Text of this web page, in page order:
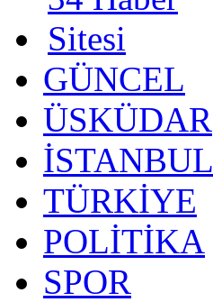
GÜNCEL
ÜSKÜDAR
İSTANBUL
TÜRKİYE
POLİTİKA
SPOR